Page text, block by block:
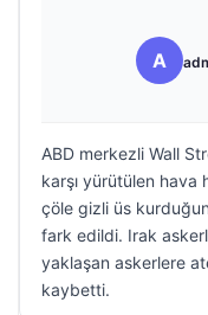
A
ABD merkezli Wall
karşı yürütülen hava
çöle gizli üs
fark edildi. Irak
yaklaşan askerlere
kaybetti.